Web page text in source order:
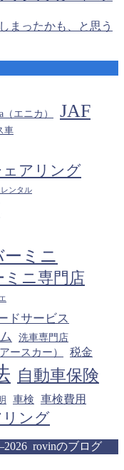
まったかも、と思う
（エニカ） JAF
車
ェアリング
ンタル
ミニ
ニ専門店
ドサービス
洗車専門店
ースカー） 税金
自動車保険
車検 車検費用
ング
rovinのブログ